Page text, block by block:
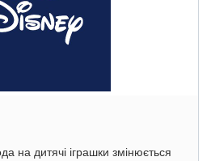
на дитячі іграшки змінюється